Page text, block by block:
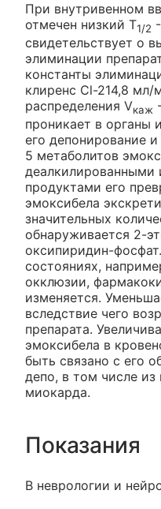
При внутривенном
отмечен низкий Т1/2
свидетельствует о
элиминации
константы
клиренс Сl-214,8
распределения Vкаж
проникает в органы
его депонирование
5 метаболитов
деалкилированными
продуктами его
эмоксибела
значительных
обнаруживается 2-
оксипиридин-
состояниях,
окклюзии,
изменяется.
вследствие чего
препарата.
эмоксибела в
быть связано с его
депо, в том числе
миокарда.
Показания
В неврологии и